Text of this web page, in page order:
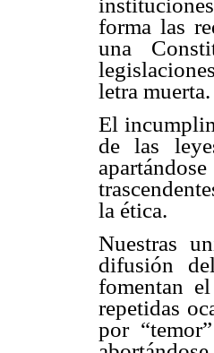
forma las
una
letra muerta.
El
de las
la ética.
Nuestras
difusión
fomentan
repetidas
por